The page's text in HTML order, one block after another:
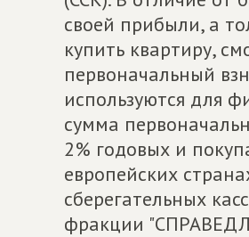
своей прибыли, а
купить квартиру,
первоначальный
используются для
сумма
2% годовых и
европейских
сберегательных
фракции